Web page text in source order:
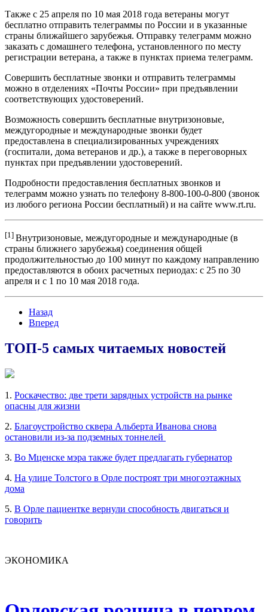
Также с 25 апреля по 10 мая 2018 года ветераны могут
бесплатно отправить телеграммы по России и в указанные
страны ближайшего зарубежья. Отправку телеграмм можно
заказать с домашнего телефона, установленного по месту
регистрации ветерана, а также в пунктах приема телеграмм.
Совершить бесплатные звонки и отправить телеграммы
можно в отделениях «Почты России» при предъявлении
соответствующих удостоверений.
Возможность совершить бесплатные внутризоновые,
междугородные и международные звонки будет
предоставлена в специализированных учреждениях
(госпитали, дома ветеранов и др.), а также в переговорных
пунктах при предъявлении удостоверений.
Подробности предоставления бесплатных звонков и
телеграмм можно узнать по телефону 8-800-100-0-800 (звонок
из любого региона России бесплатный) и на сайте www.rt.ru.
[1] Внутризоновые, междугородные и международные (в
страны ближнего зарубежья) соединения общей
продолжительностью до 100 минут по каждому направлению
предоставляются в обоих расчетных периодах: с 25 по 30
апреля и с 1 по 10 мая 2018 года.
Назад
Вперед
ТОП-5 самых читаемых новостей
1. Роскачество: две трети зарядных устройств на рынке
опасны для жизни
2. Благоустройство сквера Альберта Иванова снова
остановили из-за подземных тоннелей
3. Во Мценске мэра также будет предлагать губернатор
4. На улице Толстого в Орле построят три многоэтажных
дома
5. В Орле пациентке вернули способность двигаться и
говорить
ЭКОНОМИКА